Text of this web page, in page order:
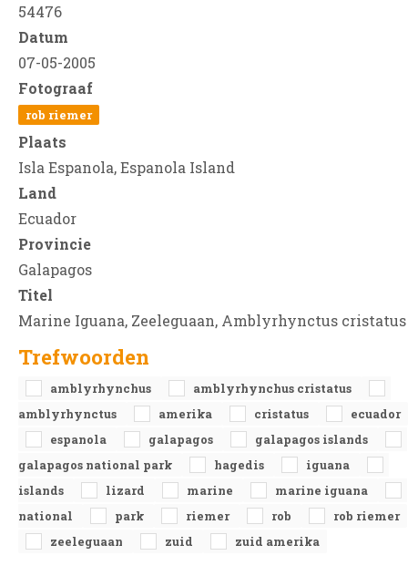
54476
Datum
07-05-2005
Fotograaf
rob riemer
Plaats
Isla Espanola, Espanola Island
Land
Ecuador
Provincie
Galapagos
Titel
Marine Iguana, Zeeleguaan, Amblyrhynctus cristatus
Trefwoorden
amblyrhynchus
amblyrhynchus cristatus
amblyrhynctus
amerika cristatus
ecuador
espanola
galapagos
galapagos islands
galapagos national park
hagedis
iguana
islands
lizard marine
marine iguana
national
park riemer rob
rob riemer
zeeleguaan
zuid zuid amerika